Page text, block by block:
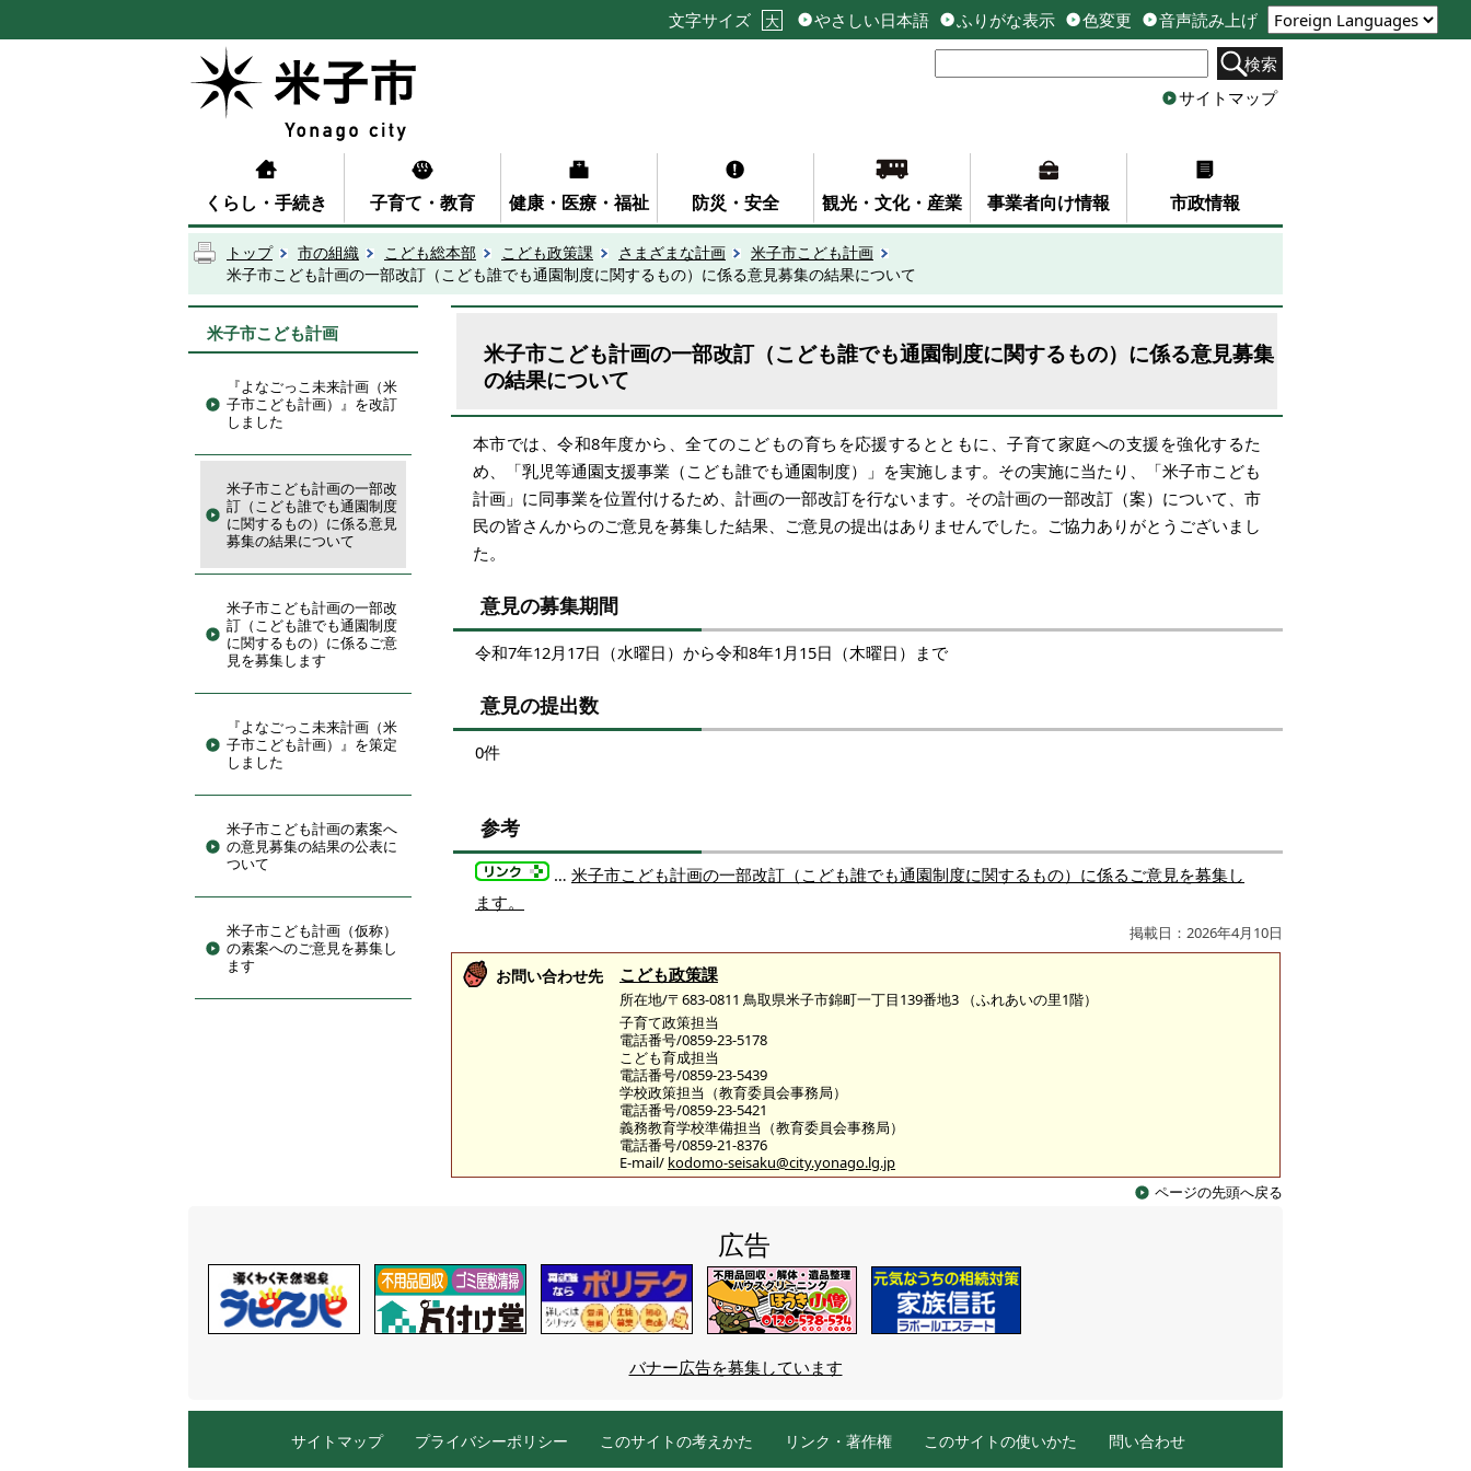
文字サイズ 大 やさしい日本語 ふりがな表示 色変更
音声読み上げ
検索
サイトマップ
くらし・手続き 子育て・教育 健康・医療・福祉 防災・安全 観光・文化・産業 事業者向け情報 市政情報
トップ 市の組織 こども総本部 こども政策課 さまざまな計画
米子市こども計画
米子市こども計画の一部改訂（こども誰でも通園制度に関するもの）に係る意見募集の結果について
米子市こども計画
『よなごっこ未来計画（米
子市こども計画）』を改訂
しました
米子市こども計画の一部改
訂（こども誰でも通園制度
に関するもの）に係る意見
募集の結果について
米子市こども計画の一部改
訂（こども誰でも通園制度
に関するもの）に係るご意
見を募集します
『よなごっこ未来計画（米
子市こども計画）』を策定
しました
米子市こども計画の素案へ
の意見募集の結果の公表に
ついて
米子市こども計画（仮称）
の素案へのご意見を募集し
ます
米子市こども計画の一部改訂（こども誰でも通園制度に関するもの）に係る意見募集
の結果について
本市では、令和8年度から、全てのこどもの育ちを応援するとともに、子育て家庭への支援を強化するた
め、「乳児等通園支援事業（こども誰でも通園制度）」を実施します。その実施に当たり、「米子市こども
計画」に同事業を位置付けるため、計画の一部改訂を行ないます。その計画の一部改訂（案）について、市
民の皆さんからのご意見を募集した結果、ご意見の提出はありませんでした。ご協力ありがとうございまし
た。
意見の募集期間
令和7年12月17日（水曜日）から令和8年1月15日（木曜日）まで
意見の提出数
0件
参考
… 米子市こども計画の一部改訂（こども誰でも通園制度に関するもの）に係るご意見を募集し
ます。
掲載日：2026年4月10日
お問い合わせ先 こども政策課
所在地/〒683-0811 鳥取県米子市錦町一丁目139番地3 （ふれあいの里1階）
子育て政策担当
電話番号/0859-23-5178
こども育成担当
電話番号/0859-23-5439
学校政策担当（教育委員会事務局）
電話番号/0859-23-5421
義務教育学校準備担当（教育委員会事務局）
電話番号/0859-21-8376
E-mail/ kodomo-seisaku@city.yonago.lg.jp
ページの先頭へ戻る
広告
バナー広告を募集しています
サイトマップ プライバシーポリシー このサイトの考えかた リンク・著作権 このサイトの使いかた 問い合わせ